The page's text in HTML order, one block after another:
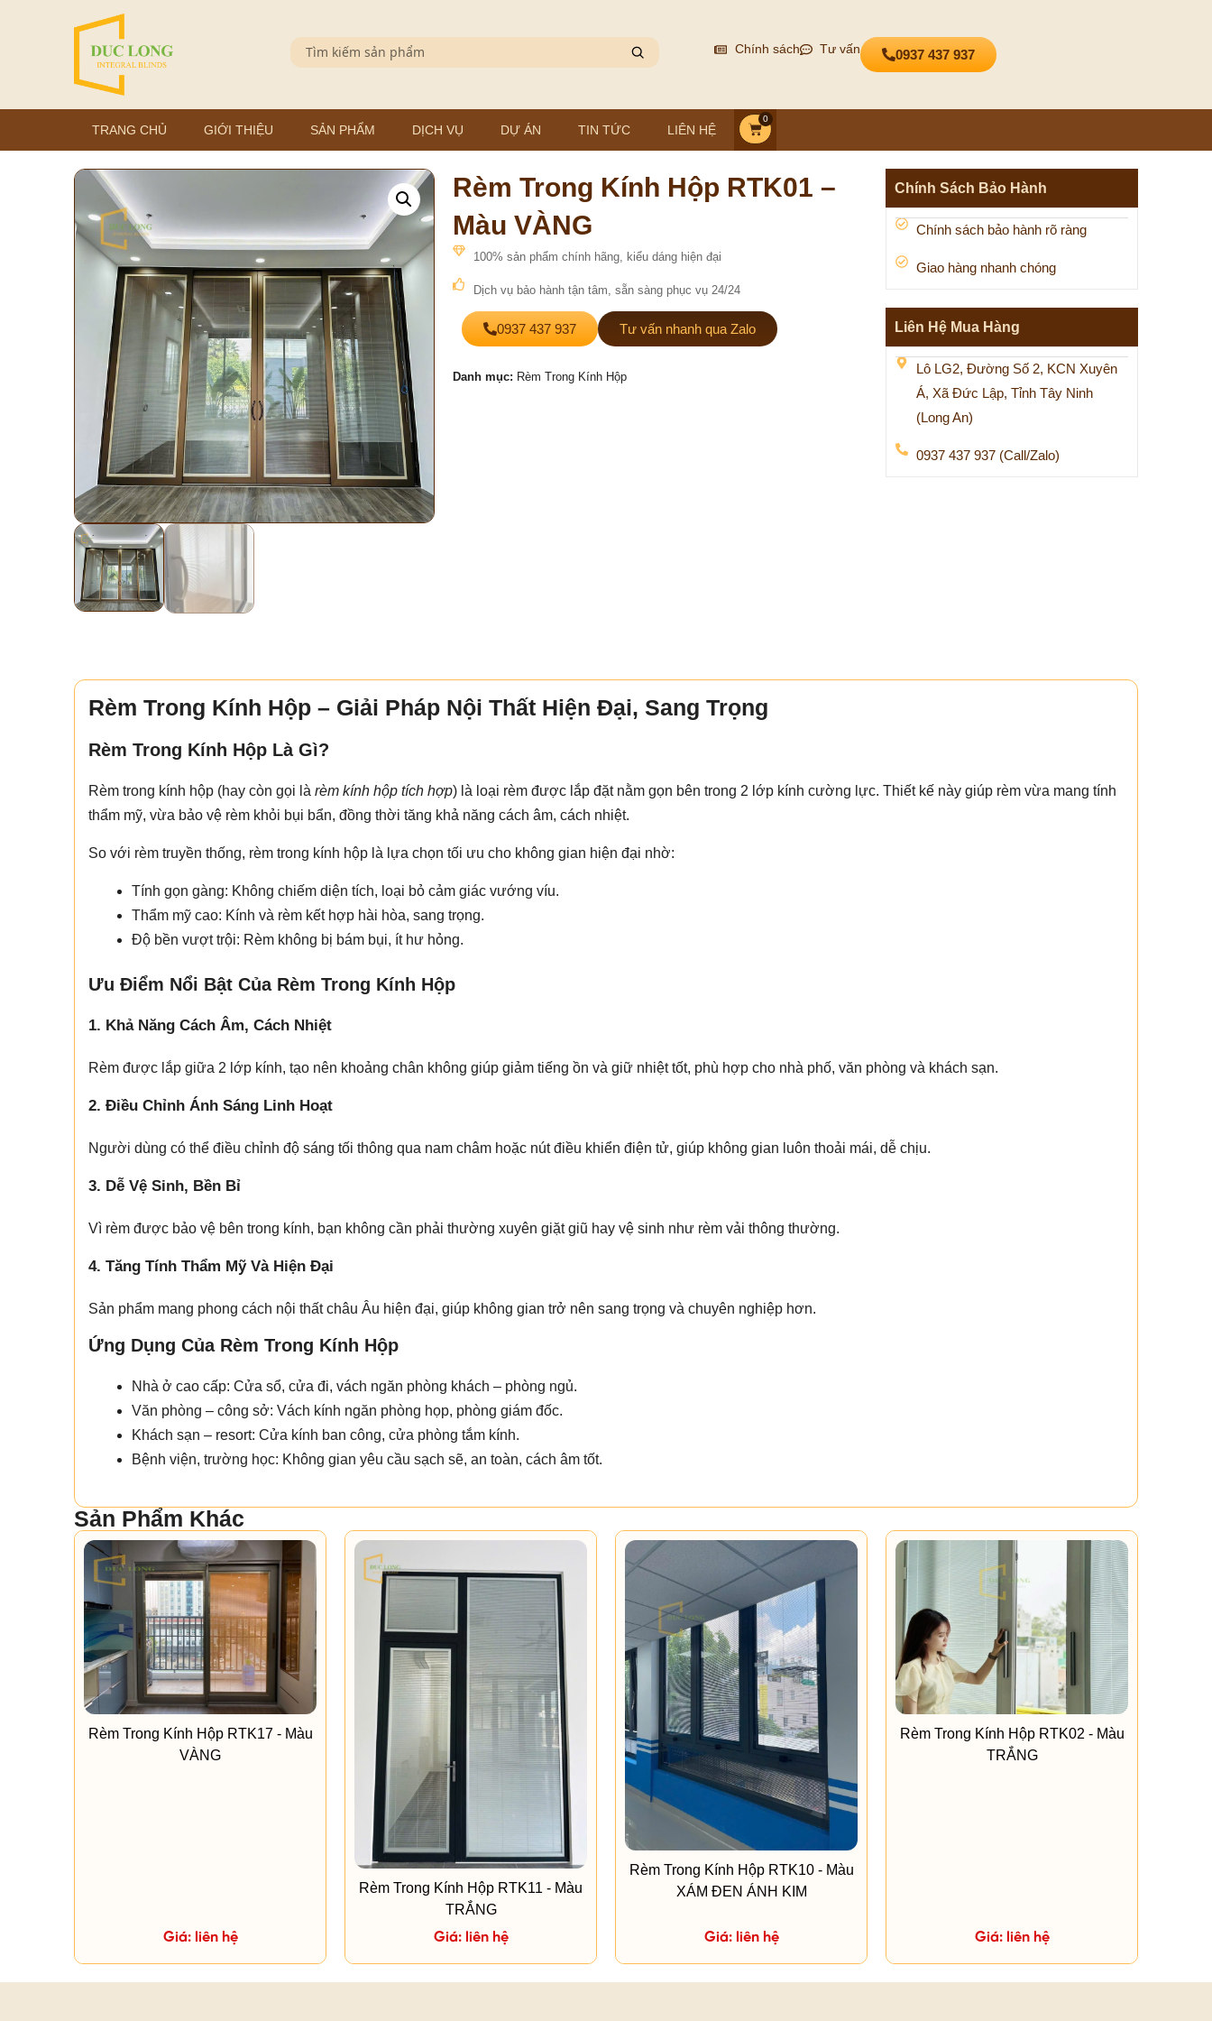
Chính sách Tư vấn 0937 437 937
TRANG CHỦ GIỚI THIỆU SẢN PHẨM DỊCH VỤ DỰ ÁN TIN TỨC LIÊN HỆ
0
Rèm Trong Kính Hộp RTK01 –
Màu VÀNG
100% sản phẩm chính hãng, kiểu dáng hiện đại
Dịch vụ bảo hành tận tâm, sẵn sàng phục vụ 24/24
0937 437 937 Tư vấn nhanh qua Zalo
Danh mục: Rèm Trong Kính Hộp
Chính Sách Bảo Hành
Chính sách bảo hành rõ ràng
Giao hàng nhanh chóng
Liên Hệ Mua Hàng
Lô LG2, Đường Số 2, KCN Xuyên
Á, Xã Đức Lập, Tỉnh Tây Ninh
(Long An)
0937 437 937 (Call/Zalo)
Rèm Trong Kính Hộp – Giải Pháp Nội Thất Hiện Đại, Sang Trọng
Rèm Trong Kính Hộp Là Gì?
Rèm trong kính hộp (hay còn gọi là rèm kính hộp tích hợp) là loại rèm được lắp đặt nằm gọn bên trong 2 lớp kính cường lực. Thiết kế này giúp rèm vừa mang tính
thẩm mỹ, vừa bảo vệ rèm khỏi bụi bẩn, đồng thời tăng khả năng cách âm, cách nhiệt.
So với rèm truyền thống, rèm trong kính hộp là lựa chọn tối ưu cho không gian hiện đại nhờ:
Tính gọn gàng: Không chiếm diện tích, loại bỏ cảm giác vướng víu.
Thẩm mỹ cao: Kính và rèm kết hợp hài hòa, sang trọng.
Độ bền vượt trội: Rèm không bị bám bụi, ít hư hỏng.
Ưu Điểm Nổi Bật Của Rèm Trong Kính Hộp
1. Khả Năng Cách Âm, Cách Nhiệt
Rèm được lắp giữa 2 lớp kính, tạo nên khoảng chân không giúp giảm tiếng ồn và giữ nhiệt tốt, phù hợp cho nhà phố, văn phòng và khách sạn.
2. Điều Chỉnh Ánh Sáng Linh Hoạt
Người dùng có thể điều chỉnh độ sáng tối thông qua nam châm hoặc nút điều khiển điện tử, giúp không gian luôn thoải mái, dễ chịu.
3. Dễ Vệ Sinh, Bền Bỉ
Vì rèm được bảo vệ bên trong kính, bạn không cần phải thường xuyên giặt giũ hay vệ sinh như rèm vải thông thường.
4. Tăng Tính Thẩm Mỹ Và Hiện Đại
Sản phẩm mang phong cách nội thất châu Âu hiện đại, giúp không gian trở nên sang trọng và chuyên nghiệp hơn.
Ứng Dụng Của Rèm Trong Kính Hộp
Nhà ở cao cấp: Cửa sổ, cửa đi, vách ngăn phòng khách – phòng ngủ.
Văn phòng – công sở: Vách kính ngăn phòng họp, phòng giám đốc.
Khách sạn – resort: Cửa kính ban công, cửa phòng tắm kính.
Bệnh viện, trường học: Không gian yêu cầu sạch sẽ, an toàn, cách âm tốt.
Sản Phẩm Khác
Rèm Trong Kính Hộp RTK17 - Màu
VÀNG
Giá: liên hệ
Rèm Trong Kính Hộp RTK11 - Màu
TRẮNG
Giá: liên hệ
Rèm Trong Kính Hộp RTK10 - Màu
XÁM ĐEN ÁNH KIM
Giá: liên hệ
Rèm Trong Kính Hộp RTK02 - Màu
TRẮNG
Giá: liên hệ